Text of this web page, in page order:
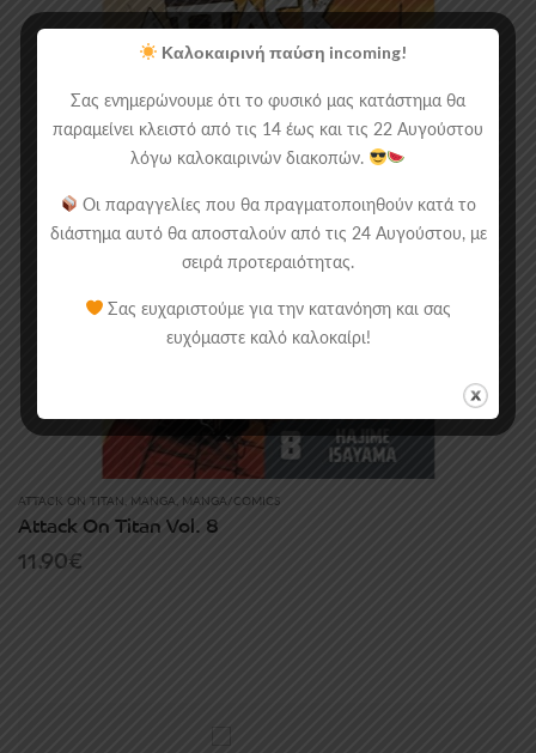
ATTACK ON TITAN MANGA , MANGA/COMICS
Attack On Titan Vol. 8
11.90€
Καλοκαιρινή παύση incoming!
Σας ενημερώνουμε ότι το φυσικό μας κατάστημα θα
παραμείνει κλειστό από τις 14 έως και τις 22 Αυγούστου
λόγω καλοκαιρινών διακοπών.
Οι παραγγελίες που θα πραγματοποιηθούν κατά το
διάστημα αυτό θα αποσταλούν από τις 24 Αυγούστου, με
σειρά προτεραιότητας.
Σας ευχαριστούμε για την κατανόηση και σας
ευχόμαστε καλό καλοκαίρι!